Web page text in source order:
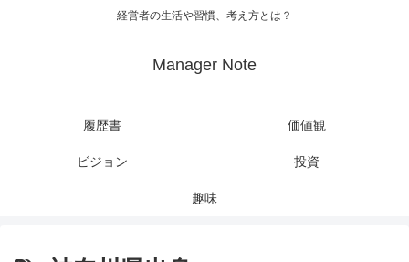
経営者の生活や習慣、考え方とは？
Manager Note
履歴書 価値観
ビジョン 投資
趣味